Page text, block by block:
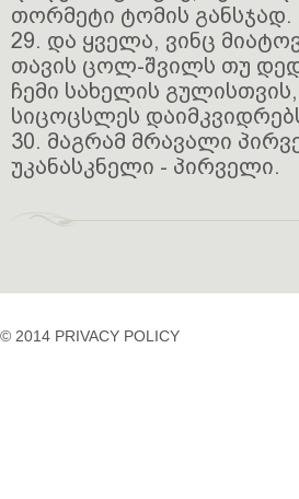
თორმეტი ტომის განსჯად.
29. და ყველა, ვინც
თავის ცოლ-შვილს თუ
ჩემი სახელის
სიცოცსლეს
30. მაგრამ მრავალი
უკანასკნელი - პირველი.
© 2014 PRIVACY POLICY